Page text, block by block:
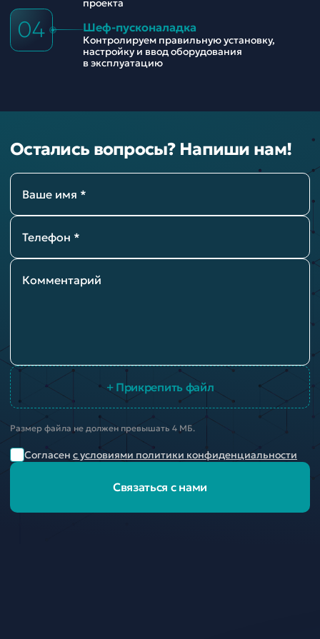
проекта
04 Шеф-пусконаладка
Контролируем правильную установку,
настройку и ввод оборудования
в эксплуатацию
Остались вопросы? Напиши нам!
Ваше имя *
Телефон *
Комментарий
+ Прикрепить файл
Размер файла не должен превышать 4 МБ.
Согласен с условиями политики конфиденциальности
Связаться с нами